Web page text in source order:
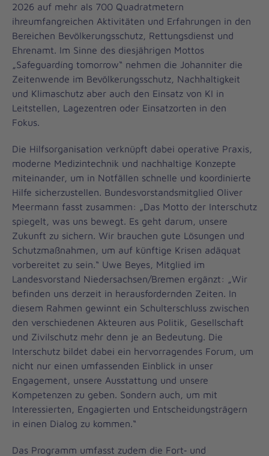
2026 auf mehr als 700 Quadratmetern
ihreumfangreichen Aktivitäten und Erfahrungen in den
Bereichen Bevölkerungsschutz, Rettungsdienst und
Ehrenamt. Im Sinne des diesjährigen Mottos
„Safeguardíng tomorrow“ nehmen die Johanniter die
Zeitenwende im Bevölkerungsschutz, Nachhaltigkeit
und Klimaschutz aber auch den Einsatz von KI in
Leitstellen, Lagezentren oder Einsatzorten in den
Fokus.
Die Hilfsorganisation verknüpft dabei operative Praxis,
moderne Medizintechnik und nachhaltige Konzepte
miteinander, um in Notfällen schnelle und koordinierte
Hilfe sicherzustellen. Bundesvorstandsmitglied Oliver
Meermann fasst zusammen: „Das Motto der Interschutz
spiegelt, was uns bewegt. Es geht darum, unsere
Zukunft zu sichern. Wir brauchen gute Lösungen und
Schutzmaßnahmen, um auf künftige Krisen adäquat
vorbereitet zu sein.“ Uwe Beyes, Mitglied im
Landesvorstand Niedersachsen/Bremen ergänzt: „Wir
befinden uns derzeit in herausfordernden Zeiten. In
diesem Rahmen gewinnt ein Schulterschluss zwischen
den verschiedenen Akteuren aus Politik, Gesellschaft
und Zivilschutz mehr denn je an Bedeutung. Die
Interschutz bildet dabei ein hervorragendes Forum, um
nicht nur einen umfassenden Einblick in unser
Engagement, unsere Ausstattung und unsere
Kompetenzen zu geben. Sondern auch, um mit
Interessierten, Engagierten und Entscheidungsträgern
in einen Dialog zu kommen.“
Das Programm umfasst zudem die Fort‑ und